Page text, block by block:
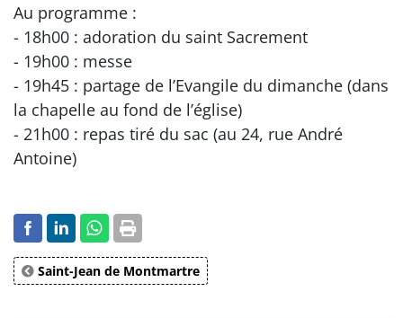
Au programme :
- 18h00 : adoration du saint Sacrement
- 19h00 : messe
- 19h45 : partage de l’Evangile du dimanche (dans
la chapelle au fond de l’église)
- 21h00 : repas tiré du sac (au 24, rue André
Antoine)
Saint-Jean de Montmartre